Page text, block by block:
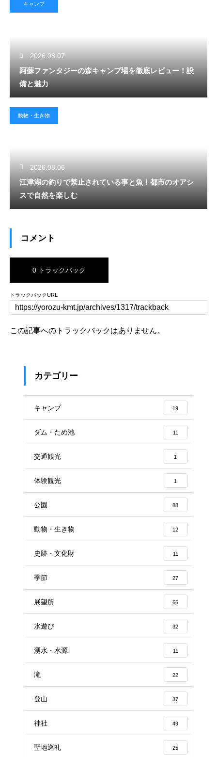
キャンプ
2026.08.07
阿蘇ファンタジーの森キャンプ場を徹底レビュー！設
備と魅力
動物・生き物
2026.08.06
江津湖の釣りで禁止されている事と魚！都市のオアシ
スで自然を楽しむ
コメント
0 トラックバック
トラックバックURL
この記事へのトラックバックはありません。
カテゴリー
キャンプ 19
ダム・ため池 11
交通観光 1
体験観光 1
公園 88
動物・生き物 12
史跡・文化財 11
季節 27
展望所 66
水遊び 32
湧水・水源 11
滝 22
登山 37
神社 49
聖地巡礼 25